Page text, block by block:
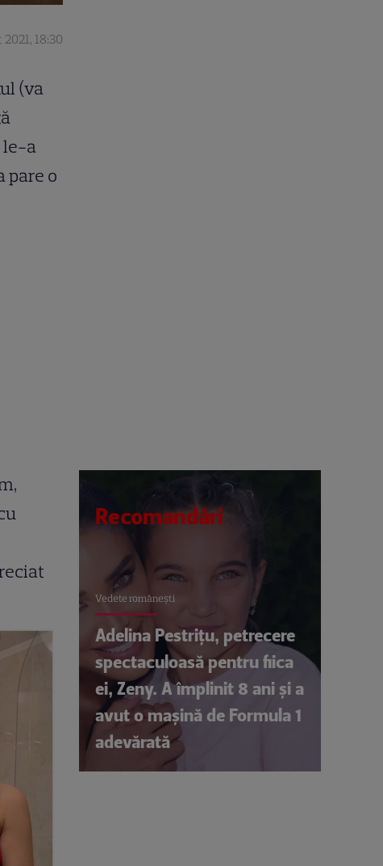
18:30
(va
le-a
pare o
Recomandări
Vedete româneşti
Adelina Pestrițu, petrecere
spectaculoasă pentru fiica
ei, Zeny. A împlinit 8 ani și a
avut o mașină de Formula 1
adevărată